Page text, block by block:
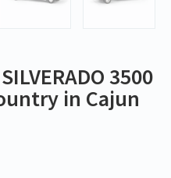
3500
in Cajun